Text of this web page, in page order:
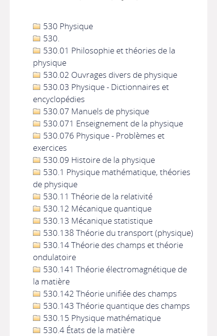
530 Physique
530.
530.01 Philosophie et théories de la
physique
530.02 Ouvrages divers de physique
530.03 Physique - Dictionnaires et
encyclopédies
530.07 Manuels de physique
530.071 Enseignement de la physique
530.076 Physique - Problèmes et
exercices
530.09 Histoire de la physique
530.1 Physique mathématique, théories
de physique
530.11 Théorie de la relativité
530.12 Mécanique quantique
530.13 Mécanique statistique
530.138 Théorie du transport (physique)
530.14 Théorie des champs et théorie
ondulatoire
530.141 Théorie électromagnétique de
la matière
530.142 Théorie unifiée des champs
530.143 Théorie quantique des champs
530.15 Physique mathématique
530.4 États de la matière